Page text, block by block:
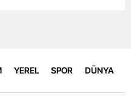
YEREL SPOR DÜNYA